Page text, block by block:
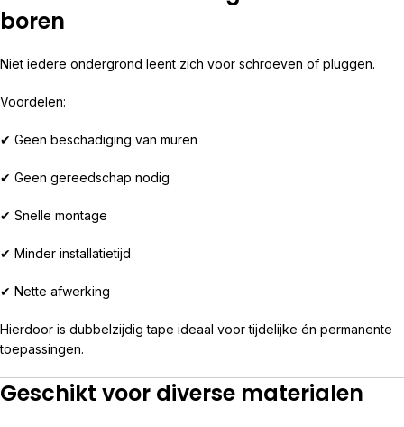
boren
Niet iedere ondergrond leent zich voor schroeven of pluggen.
Voordelen:
✔ Geen beschadiging van muren
✔ Geen gereedschap nodig
✔ Snelle montage
✔ Minder installatietijd
✔ Nette afwerking
Hierdoor is dubbelzijdig tape ideaal voor tijdelijke én permanente
toepassingen.
Geschikt voor diverse materialen